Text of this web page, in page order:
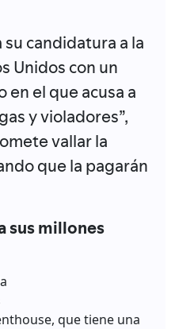
candidatura a la
Unidos con un
el que acusa a
y violadores”,
vallar la
que la pagarán
sus millones
que tiene una